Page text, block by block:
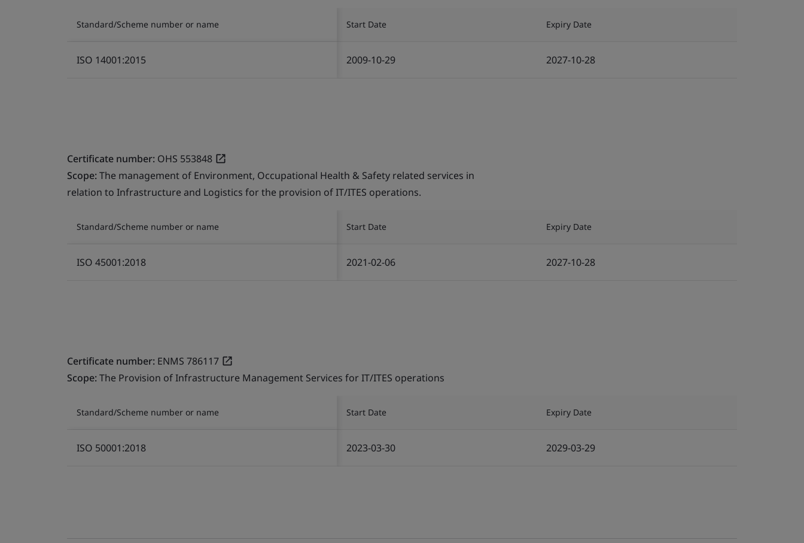
Standard/Scheme number or name Start Date Expiry Date
ISO 14001:2015 2009-10-29 2027-10-28
Certificate number: OHS 553848
Scope:The management of Environment, Occupational Health & Safety related services in
relation to Infrastructure and Logistics for the provision of IT/ITES operations.
Standard/Scheme number or name Start Date Expiry Date
ISO 45001:2018 2021-02-06 2027-10-28
Certificate number: ENMS 786117
Scope:The Provision of Infrastructure Management Services for IT/ITES operations
Standard/Scheme number or name Start Date Expiry Date
ISO 50001:2018 2023-03-30 2029-03-29